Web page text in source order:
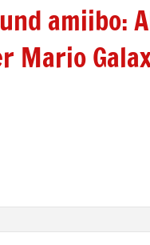
amiibo:
Mario